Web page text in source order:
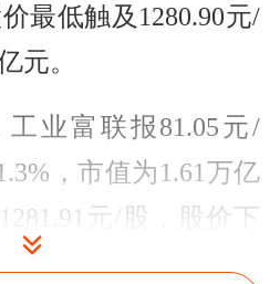
最低触及1280.90元/
元。
业富联报81.05元/
，市值为1.61万亿
元/股，股价下
1.6万亿元。